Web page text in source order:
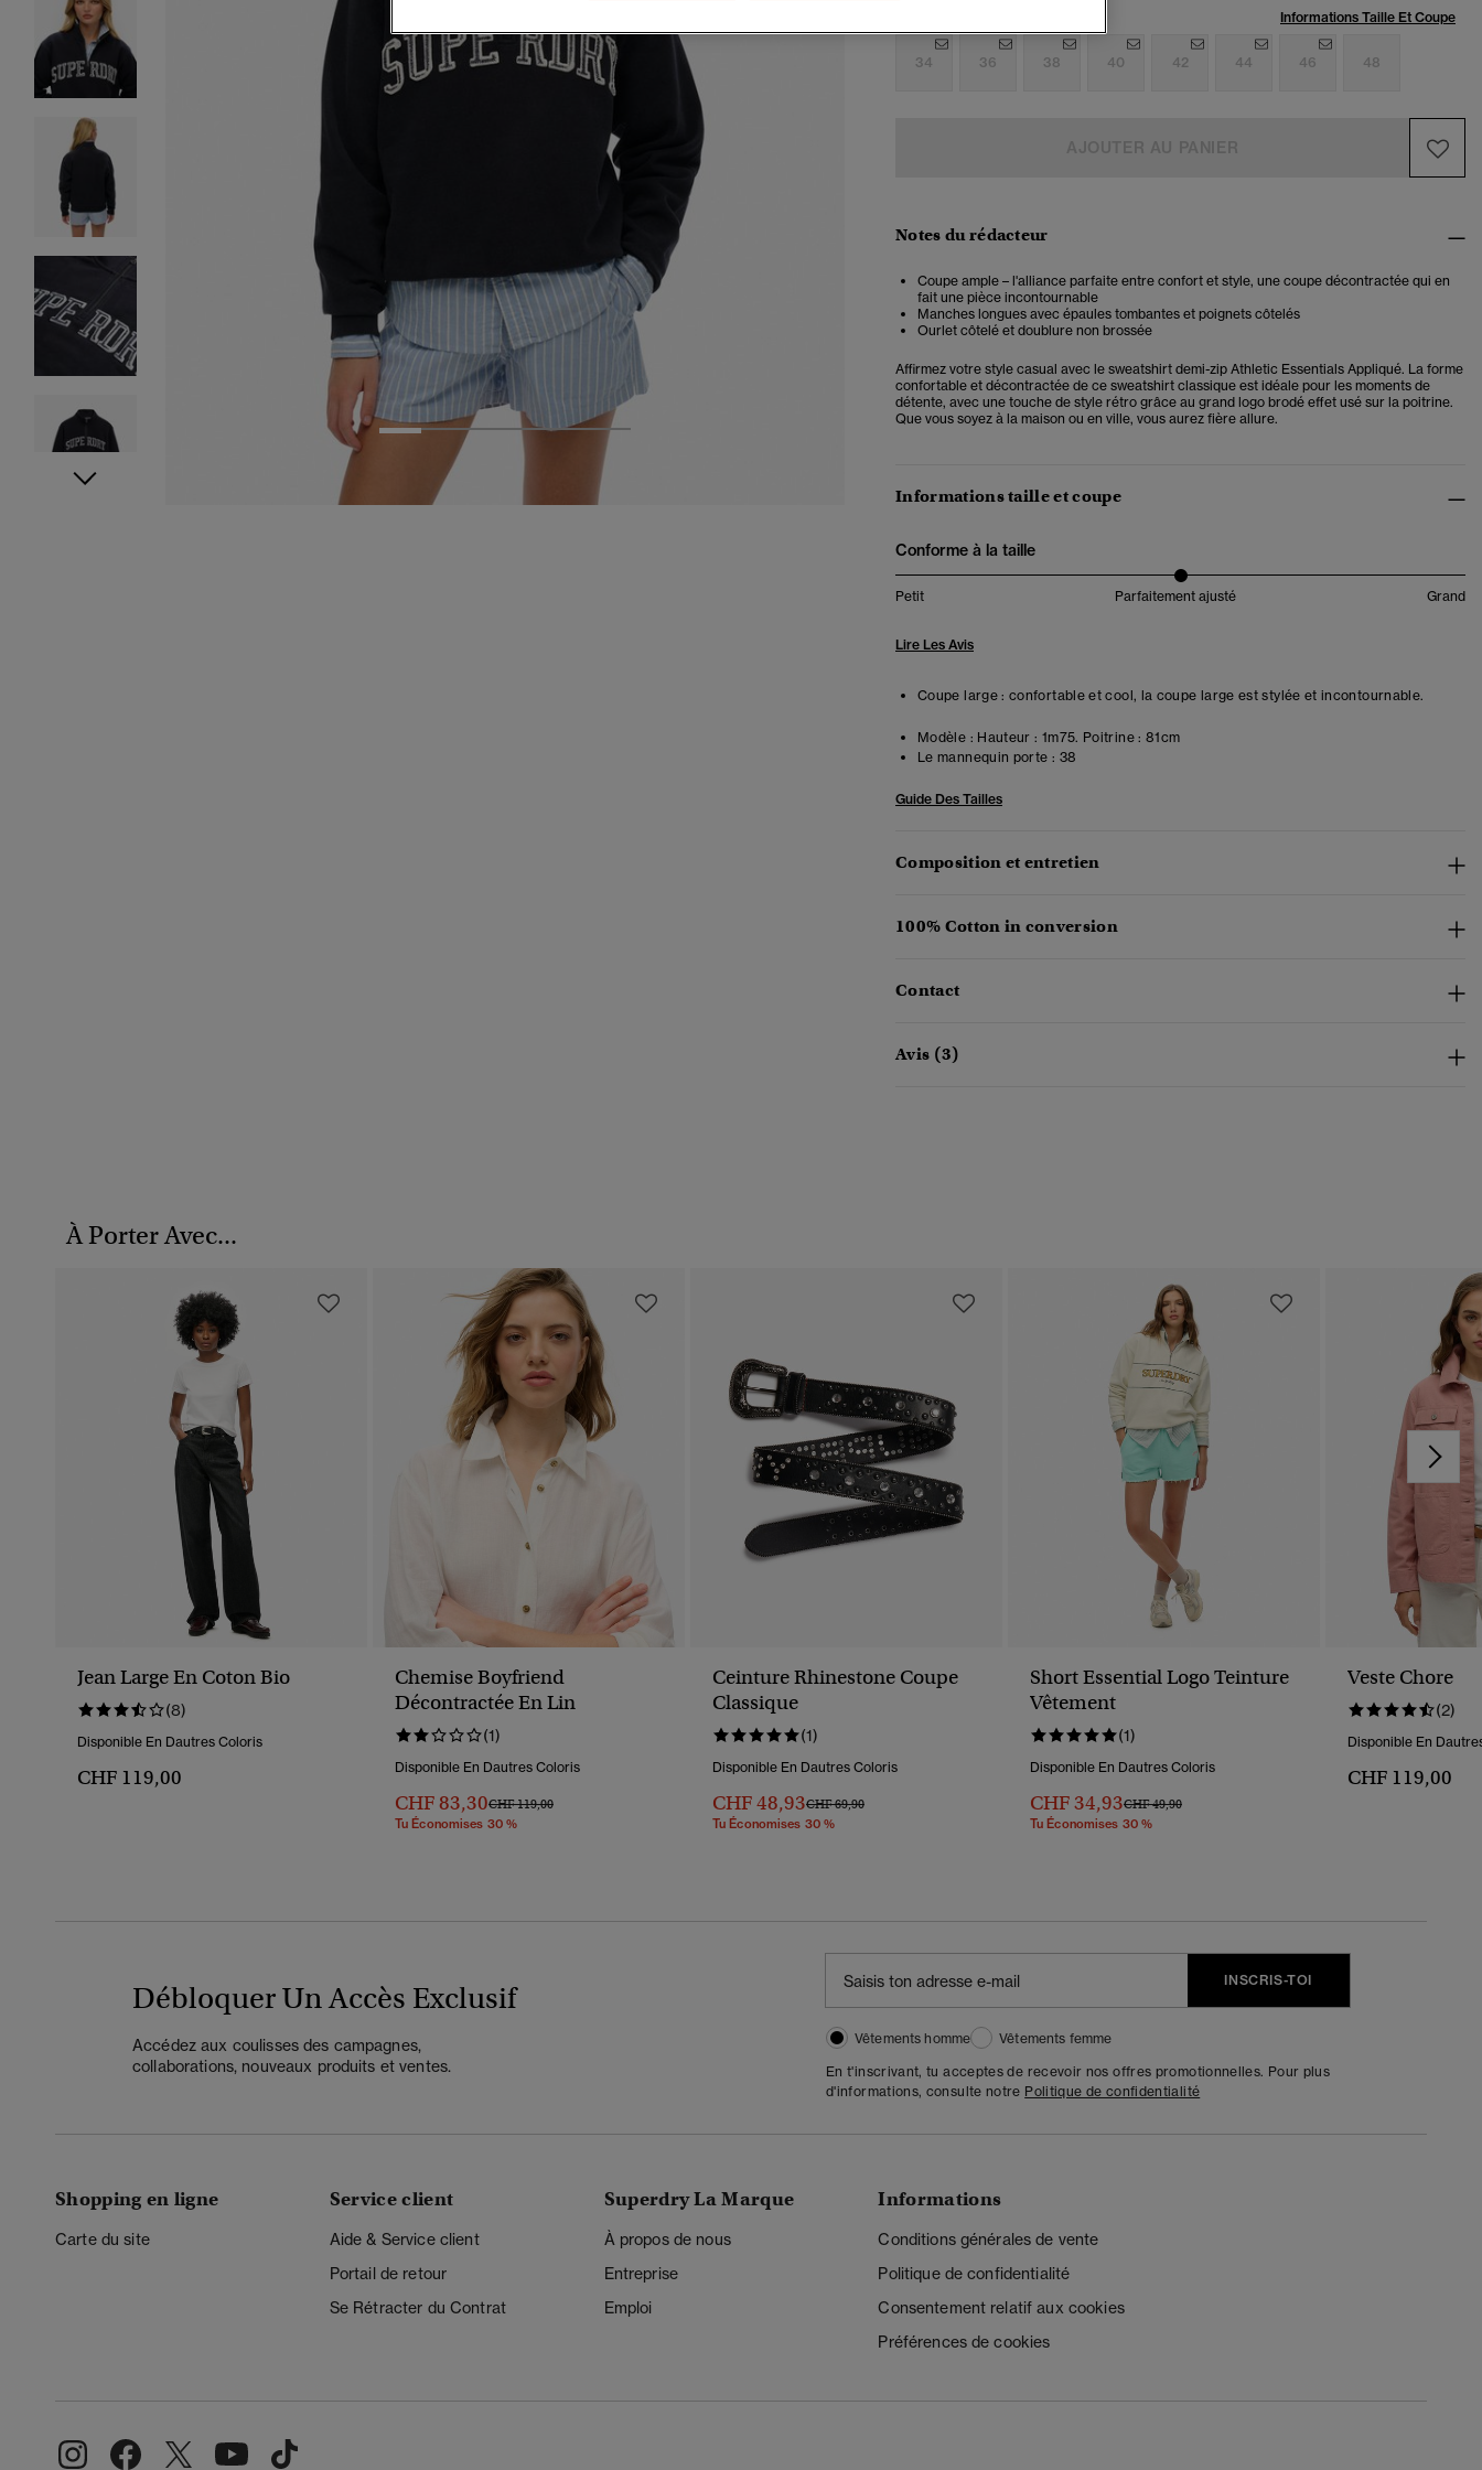
4 6
Informations Taille Et Coupe
34 36 38 40 42 44 46 48
Notes du rédacteur
Coupe ample – l'alliance parfaite entre confort et style, une coupe décontractée qui en
fait une pièce incontournable
Manches longues avec épaules tombantes et poignets côtelés
Ourlet côtelé et doublure non brossée
Affirmez votre style casual avec le sweatshirt demi-zip Athletic Essentials Appliqué. La forme
confortable et décontractée de ce sweatshirt classique est idéale pour les moments de
détente, avec une touche de style rétro grâce au grand logo brodé effet usé sur la poitrine.
Que vous soyez à la maison ou en ville, vous aurez fière allure.
Informations taille et coupe
Conforme à la taille
Petit Parfaitement ajusté Grand
Lire Les Avis
Coupe large : confortable et cool, la coupe large est stylée et incontournable.
Modèle : Hauteur : 1m75. Poitrine : 81cm
Le mannequin porte : 38
Guide Des Tailles
Composition et entretien
100% Cotton in conversion
Contact
Avis (3)
À Porter Avec...
Jean Large En Coton Bio
(8)
Disponible En Dautres Coloris
CHF 119,00
Chemise Boyfriend
Décontractée En Lin
(1)
Disponible En Dautres Coloris
CHF 83,30Prix Réduit De
CHF 119,00À
Tu Économises 30 %
Ceinture Rhinestone Coupe
Classique
(1)
Disponible En Dautres Coloris
CHF 48,93Prix Réduit De
CHF 69,90À
Tu Économises 30 %
Short Essential Logo Teinture
Vêtement
(1)
Disponible En Dautres Coloris
CHF 34,93Prix Réduit De
CHF 49,90À
Tu Économises 30 %
Veste Chore
(2)
Disponible En
CHF 119,00
Débloquer Un Accès Exclusif
Accédez aux coulisses des campagnes,
collaborations, nouveaux produits et ventes.
INSCRIS-TOI
Vêtements homme
Vêtements femme
En t'inscrivant, tu acceptes de recevoir nos offres promotionnelles. Pour plus
d'informations, consulte notre Politique de confidentialité
Shopping en ligne
Carte du site
Service client
Aide & Service client
Portail de retour
Se Rétracter du Contrat
Superdry La Marque
À propos de nous
Entreprise
Emploi
Informations
Conditions générales de vente
Politique de confidentialité
Consentement relatif aux cookies
Préférences de cookies